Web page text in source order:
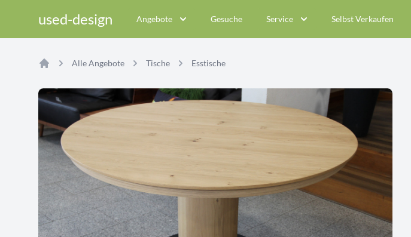
used-design Angebote Gesuche Service Selbst Verkaufen
Alle Angebote Tische Esstische